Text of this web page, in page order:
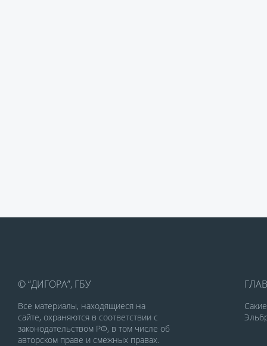
© “ДИГОРА”, ГБУ
Все материалы, находящиеся на
сайте, охраняются в соответствии с
законодательством РФ, в том числе об
авторском праве и смежных правах.